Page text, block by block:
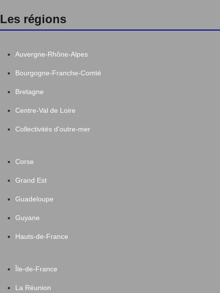
Les régions
Auvergne-Rhône-Alpes
Bourgogne-Franche-Comté
Bretagne
Centre-Val de Loire
Collectivités d'outre-mer
Corse
Grand Est
Guadeloupe
Guyane
Hauts-de-France
Île-de-France
La Réunion